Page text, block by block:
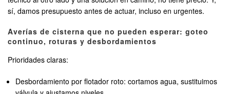
sí, damos presupuesto antes de actuar, incluso en urgentes.
Averías de cisterna que no pueden esperar: goteo
continuo, roturas y desbordamientos
Prioridades claras:
Desbordamiento por flotador roto: cortamos agua, sustituimos